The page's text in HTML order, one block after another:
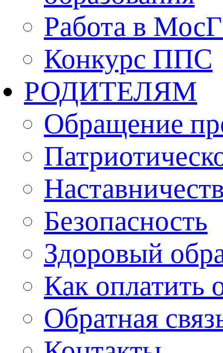
Работа в
Конкурс ППС
РОДИТЕЛЯМ
Обращение
Безопасность
Здоровый
Как оплатить
Обратная